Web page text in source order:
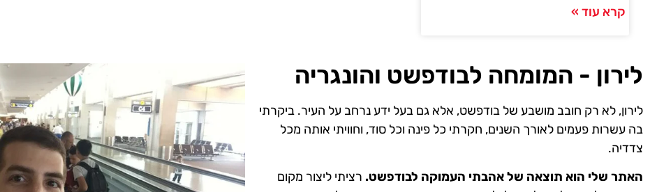
קרא עוד »
לירון - המומחה לבודפשט והונגריה
לירון, לא רק חובב מושבע של בודפשט, אלא גם בעל ידע נרחב על העיר. ביקרתי
בה עשרות פעמים לאורך השנים, חקרתי כל פינה וכל סוד, וחוויתי אותה מכל
צדדיה.
האתר שלי הוא תוצאה של אהבתי העמוקה לבודפשט. רציתי ליצור מקום